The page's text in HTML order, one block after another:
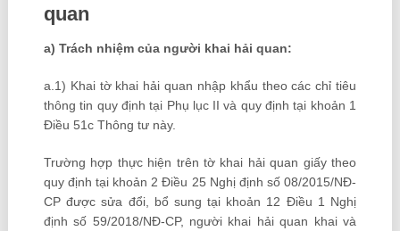
quan
a) Trách nhiệm của người khai hải quan:
a.1) Khai tờ khai hải quan nhập khẩu theo các chỉ tiêu
thông tin quy định tại Phụ lục II và quy định tại khoản 1
Điều 51c Thông tư này.
Trường hợp thực hiện trên tờ khai hải quan giấy theo
quy định tại khoản 2 Điều 25 Nghị định số 08/2015/NĐ-
CP được sửa đổi, bổ sung tại khoản 12 Điều 1 Nghị
định số 59/2018/NĐ-CP, người khai hải quan khai và